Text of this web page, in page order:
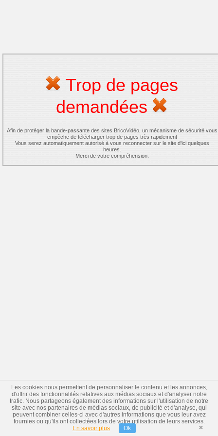
Trop de pages
demandées
Afin de protéger la bande-passante des sites BricoVidéo, un mécanisme de sécurité vous
empêche de télécharger trop de pages très rapidement
Vous serez automatiquement autorisé à vous reconnecter sur le site d'ici quelques
heures.
Merci de votre compréhension.
Les cookies nous permettent de personnaliser le contenu et les annonces,
d'offrir des fonctionnalités relatives aux médias sociaux et d'analyser notre
trafic. Nous partageons également des informations sur l'utilisation de notre
site avec nos partenaires de médias sociaux, de publicité et d'analyse, qui
peuvent combiner celles-ci avec d'autres informations que vous leur avez
fournies ou qu'ils ont collectées lors de votre utilisation de leurs services.
En savoir plus
Ok ×